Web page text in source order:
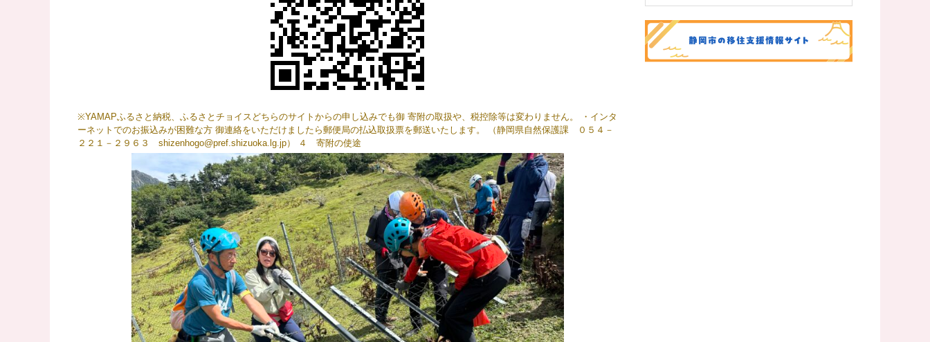
※YAMAPふるさと納税、ふるさとチョイスどちらのサイトからの申し込みでも御 寄附の取扱や、税控除等は変わりません。 ・インタ
ーネットでのお振込みが困難な方 御連絡をいただけましたら郵便局の払込取扱票を郵送いたします。 （静岡県自然保護課 ０５４－
２２１－２９６３ shizenhogo@pref.shizuoka.lg.jp） ４ 寄附の使途